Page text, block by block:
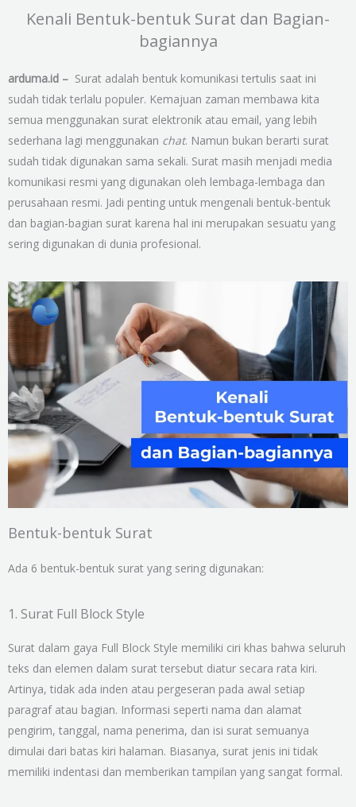
Kenali Bentuk-bentuk Surat dan Bagian-
bagiannya
arduma.id – Surat adalah bentuk komunikasi tertulis saat ini
sudah tidak terlalu populer. Kemajuan zaman membawa kita
semua menggunakan surat elektronik atau email, yang lebih
sederhana lagi menggunakan chat. Namun bukan berarti surat
sudah tidak digunakan sama sekali. Surat masih menjadi media
komunikasi resmi yang digunakan oleh lembaga-lembaga dan
perusahaan resmi. Jadi penting untuk mengenali bentuk-bentuk
dan bagian-bagian surat karena hal ini merupakan sesuatu yang
sering digunakan di dunia profesional.
Bentuk-bentuk Surat
Ada 6 bentuk-bentuk surat yang sering digunakan:
1. Surat Full Block Style
Surat dalam gaya Full Block Style memiliki ciri khas bahwa seluruh
teks dan elemen dalam surat tersebut diatur secara rata kiri.
Artinya, tidak ada inden atau pergeseran pada awal setiap
paragraf atau bagian. Informasi seperti nama dan alamat
pengirim, tanggal, nama penerima, dan isi surat semuanya
dimulai dari batas kiri halaman. Biasanya, surat jenis ini tidak
memiliki indentasi dan memberikan tampilan yang sangat formal.